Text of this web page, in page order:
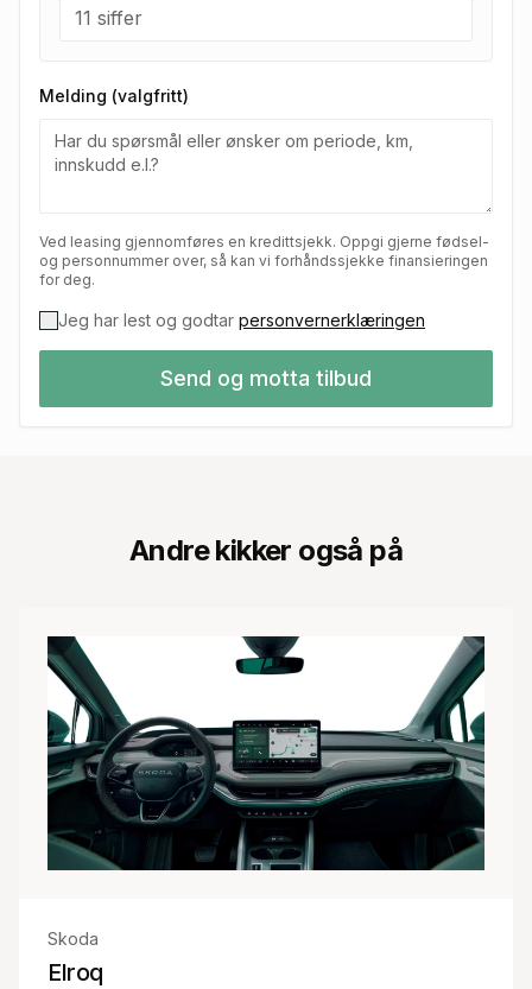
Melding (valgfritt)
Ved leasing gjennomføres en kredittsjekk. Oppgi gjerne fødsel-
og personnummer over, så kan vi forhåndssjekke finansieringen
for deg.
Jeg har lest og godtar personvernerklæringen
Send og motta tilbud
Andre kikker også på
Skoda
Elroq